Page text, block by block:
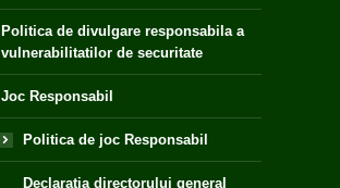
Politica de divulgare responsabila a
vulnerabilitatilor de securitate
Joc Responsabil
Politica de joc Responsabil
Declaratia directorului general